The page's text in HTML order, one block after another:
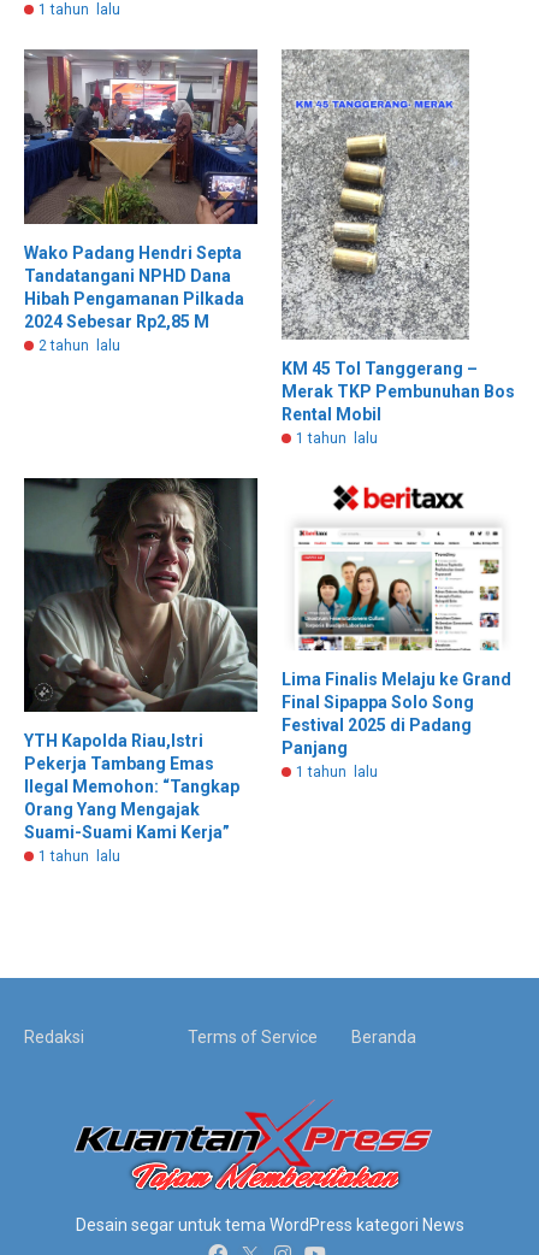
1 tahun lalu
Wako Padang Hendri Septa
Tandatangani NPHD Dana
Hibah Pengamanan Pilkada
2024 Sebesar Rp2,85 M
2 tahun lalu
KM 45 Tol Tanggerang –
Merak TKP Pembunuhan Bos
Rental Mobil
1 tahun lalu
YTH Kapolda Riau,Istri
Pekerja Tambang Emas
Ilegal Memohon: “Tangkap
Orang Yang Mengajak
Suami-Suami Kami Kerja”
1 tahun lalu
Lima Finalis Melaju ke Grand
Final Sipappa Solo Song
Festival 2025 di Padang
Panjang
1 tahun lalu
Redaksi Terms of Service Beranda
Desain segar untuk tema WordPress kategori News